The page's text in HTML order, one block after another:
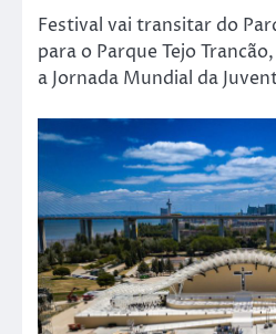
Festival vai transitar do
para o Parque Tejo
a Jornada Mundial da